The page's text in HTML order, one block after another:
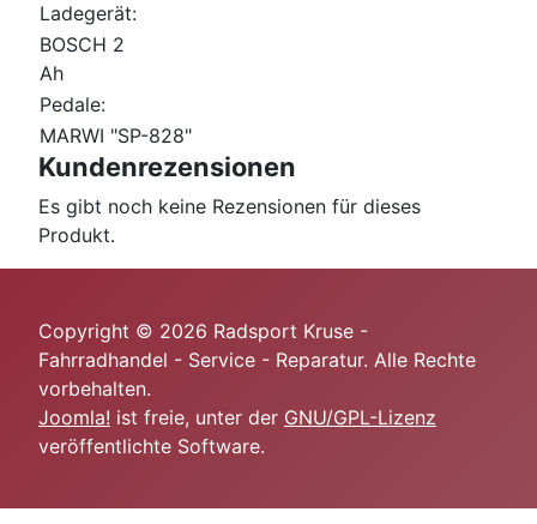
Ladegerät:
BOSCH 2
Ah
Pedale:
MARWI "SP-828"
Kundenrezensionen
Es gibt noch keine Rezensionen für dieses
Produkt.
Copyright © 2026 Radsport Kruse -
Fahrradhandel - Service - Reparatur. Alle Rechte
vorbehalten.
Joomla! ist freie, unter der GNU/GPL-Lizenz
veröffentlichte Software.